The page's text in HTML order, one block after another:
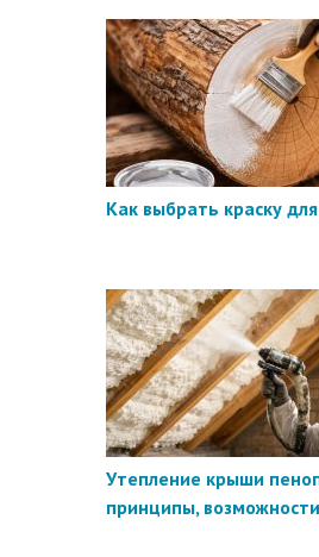
Как выбрать краску
Утепление крыши
принципы,